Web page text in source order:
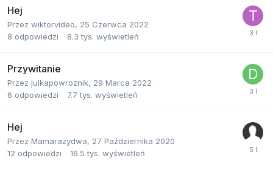
Hej
Przez wiktorvideo, 25 Czerwca 2022
8 odpowiedzi 8.3 tys. wyświetleń
Przywitanie
Przez julkapowroznik, 29 Marca 2022
6 odpowiedzi 7.7 tys. wyświetleń
Hej
Przez Mamarazydwa, 27 Października 2020
12 odpowiedzi 16.5 tys. wyświetleń